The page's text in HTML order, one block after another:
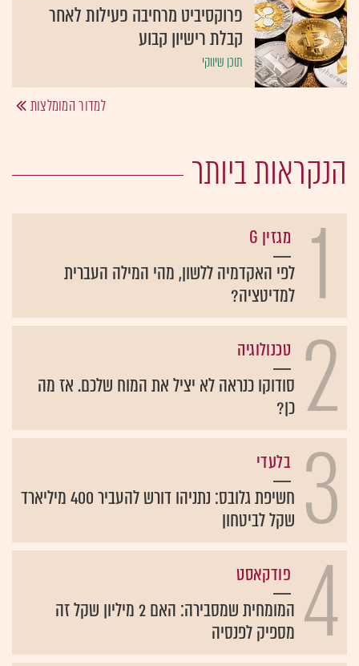
פרוקסיביט מרחיבה פעילות לאחר
קבלת רישיון קבוע
תוכן שיווקי
למדור המומלצות
הנקראות ביותר
1 מגזין G
לפי האקדמיה ללשון, מהי המילה העברית
למדיטציה?
2 טכנולוגיה
סודוקו כנראה לא יציל את המוח שלכם. אז מה
כן?
3 בלעדי
חשיפת גלובס: נתניהו דורש להעביר 400 מיליארד
שקל לביטחון
4 פודקאסט
המומחית שמסבירה: האם 2 מיליון שקל זה
מספיק לפנסיה